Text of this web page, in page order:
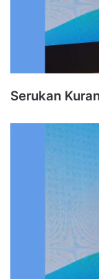
Serukan